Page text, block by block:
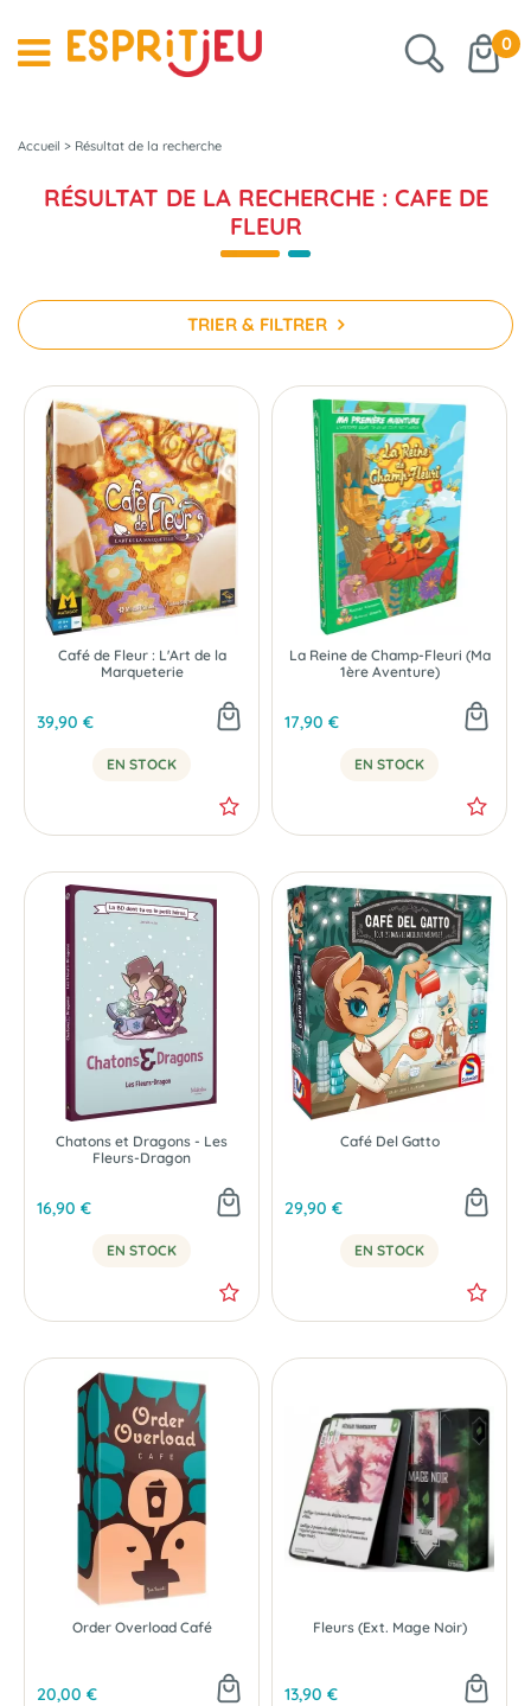
0
Accueil > Résultat de la recherche
RÉSULTAT DE LA RECHERCHE : CAFE DE
FLEUR
TRIER & FILTRER
Café de Fleur : L'Art de la
Marqueterie
39,90 €
EN STOCK
La Reine de Champ-Fleuri (Ma
1ère Aventure)
17,90 €
EN STOCK
Chatons et Dragons - Les
Fleurs-Dragon
16,90 €
EN STOCK
Café Del Gatto
29,90 €
EN STOCK
Order Overload Café
20,00 €
Fleurs (Ext. Mage Noir)
13,90 €